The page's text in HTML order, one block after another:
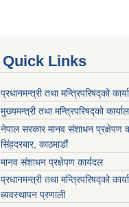
Quick Links
प्रधानमन्त्री तथा मन्त्रिपरिषद्को
मुख्यमन्त्री तथा मन्त्रिपरिषद्को
नेपाल सरकार मानव संशाधन प्रक्षेपण
सिंहदरबार, काठमाडौं
मानव संशाधन प्रक्षेपण कार्यदल
प्रधानमन्त्री तथा मन्त्रिपरिषद्को
ब्यवस्थापन प्रणाली